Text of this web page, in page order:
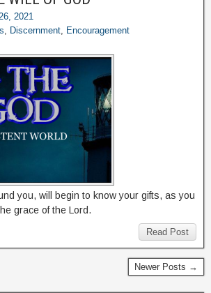
2021
Discernment Encouragement
you, will begin to know your gifts, as you
grace of the Lord.
Read Post
Newer Posts →